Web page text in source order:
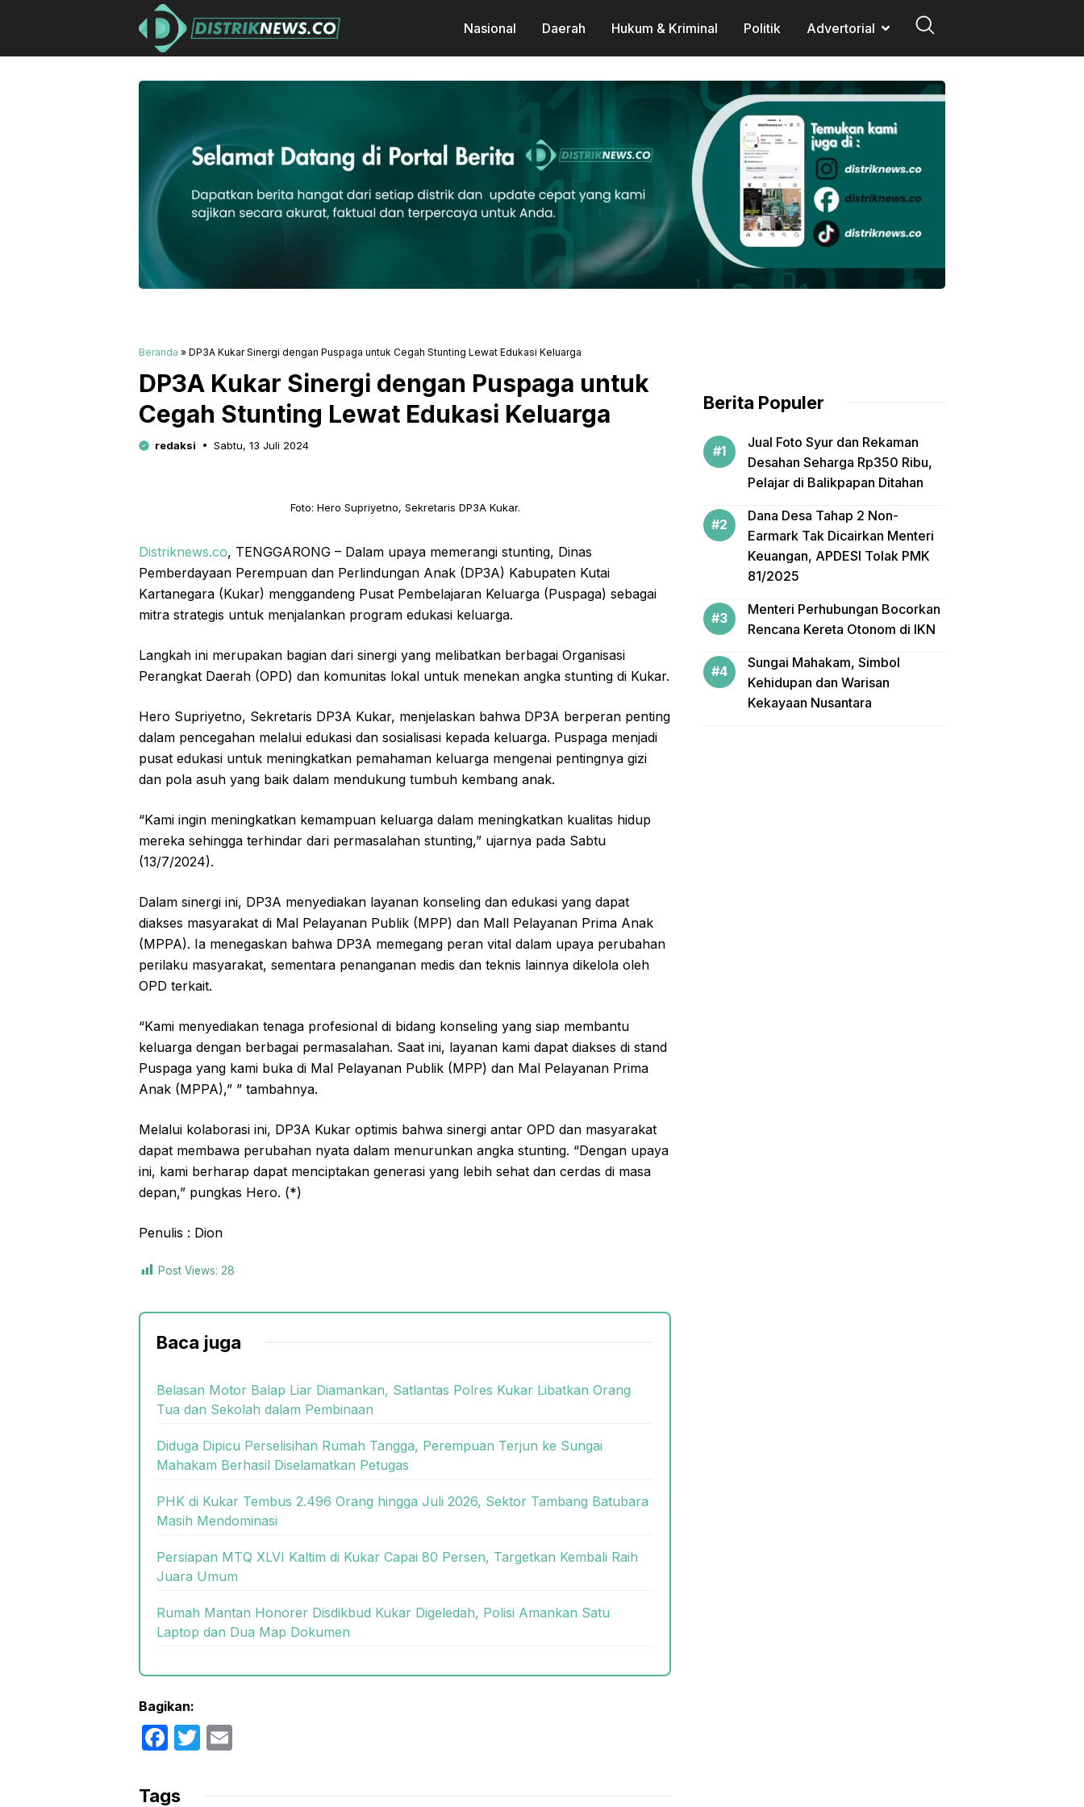
Nasional Daerah Hukum & Kriminal Politik Advertorial
Beranda » DP3A Kukar Sinergi dengan Puspaga untuk Cegah Stunting Lewat Edukasi Keluarga
DP3A Kukar Sinergi dengan Puspaga untuk
Cegah Stunting Lewat Edukasi Keluarga
redaksi Sabtu, 13 Juli 2024
Foto: Hero Supriyetno, Sekretaris DP3A Kukar.
Distriknews.co, TENGGARONG – Dalam upaya memerangi stunting, Dinas
Pemberdayaan Perempuan dan Perlindungan Anak (DP3A) Kabupaten Kutai
Kartanegara (Kukar) menggandeng Pusat Pembelajaran Keluarga (Puspaga) sebagai
mitra strategis untuk menjalankan program edukasi keluarga.
Langkah ini merupakan bagian dari sinergi yang melibatkan berbagai Organisasi
Perangkat Daerah (OPD) dan komunitas lokal untuk menekan angka stunting di Kukar.
Hero Supriyetno, Sekretaris DP3A Kukar, menjelaskan bahwa DP3A berperan penting
dalam pencegahan melalui edukasi dan sosialisasi kepada keluarga. Puspaga menjadi
pusat edukasi untuk meningkatkan pemahaman keluarga mengenai pentingnya gizi
dan pola asuh yang baik dalam mendukung tumbuh kembang anak.
“Kami ingin meningkatkan kemampuan keluarga dalam meningkatkan kualitas hidup
mereka sehingga terhindar dari permasalahan stunting,” ujarnya pada Sabtu
(13/7/2024).
Dalam sinergi ini, DP3A menyediakan layanan konseling dan edukasi yang dapat
diakses masyarakat di Mal Pelayanan Publik (MPP) dan Mall Pelayanan Prima Anak
(MPPA). Ia menegaskan bahwa DP3A memegang peran vital dalam upaya perubahan
perilaku masyarakat, sementara penanganan medis dan teknis lainnya dikelola oleh
OPD terkait.
“Kami menyediakan tenaga profesional di bidang konseling yang siap membantu
keluarga dengan berbagai permasalahan. Saat ini, layanan kami dapat diakses di stand
Puspaga yang kami buka di Mal Pelayanan Publik (MPP) dan Mal Pelayanan Prima
Anak (MPPA),” ” tambahnya.
Melalui kolaborasi ini, DP3A Kukar optimis bahwa sinergi antar OPD dan masyarakat
dapat membawa perubahan nyata dalam menurunkan angka stunting. “Dengan upaya
ini, kami berharap dapat menciptakan generasi yang lebih sehat dan cerdas di masa
depan,” pungkas Hero. (*)
Penulis : Dion
Post Views: 28
Baca juga
Belasan Motor Balap Liar Diamankan, Satlantas Polres Kukar Libatkan Orang
Tua dan Sekolah dalam Pembinaan
Diduga Dipicu Perselisihan Rumah Tangga, Perempuan Terjun ke Sungai
Mahakam Berhasil Diselamatkan Petugas
PHK di Kukar Tembus 2.496 Orang hingga Juli 2026, Sektor Tambang Batubara
Masih Mendominasi
Persiapan MTQ XLVI Kaltim di Kukar Capai 80 Persen, Targetkan Kembali Raih
Juara Umum
Rumah Mantan Honorer Disdikbud Kukar Digeledah, Polisi Amankan Satu
Laptop dan Dua Map Dokumen
Bagikan:
F
c
T
Tags
Berita Populer
Jual Foto Syur dan Rekaman
Desahan Seharga Rp350 Ribu,
Pelajar di Balikpapan Ditahan
Dana Desa Tahap 2 Non-
Earmark Tak Dicairkan Menteri
Keuangan, APDESI Tolak PMK
81/2025
Menteri Perhubungan Bocorkan
Rencana Kereta Otonom di IKN
Sungai Mahakam, Simbol
Kehidupan dan Warisan
Kekayaan Nusantara